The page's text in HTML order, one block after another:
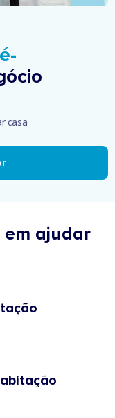
casa
em ajudar